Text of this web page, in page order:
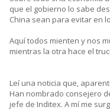
que el gobierno lo sabe
China sean para evitar en
Aquí todos mienten y nos
mientras la otra hace el
Leí una noticia que,
Han nombrado consejero
jefe de Inditex. A mí me